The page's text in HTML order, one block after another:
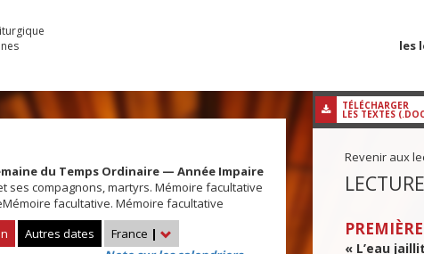
les
du Temps Ordinaire — Année Impaire
ses compagnons, martyrs. Mémoire facultative
facultative. Mémoire facultative
Autres dates France |
TÉLÉCHARGER
LES TEXTES
Revenir aux
« L’eau